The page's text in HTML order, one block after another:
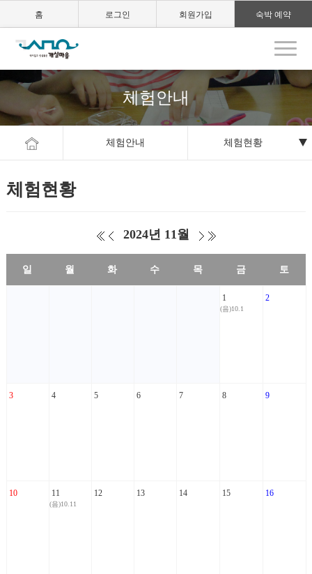
홈 로그인 회원가입 숙박 예약
체험안내
체험안내 체험현황
체험현황
2024년 11월
일 월 화 수 목 금 토
1
(음)10.1
2
3 4 5 6 7 8 9
10 11
(음)10.11
12 13 14 15 16